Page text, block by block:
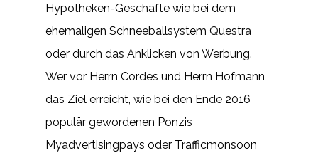
Hypotheken-Geschäfte wie bei dem
ehemaligen Schneeballsystem Questra
oder durch das Anklicken von Werbung.
Wer vor Herrn Cordes und Herrn Hofmann
das Ziel erreicht, wie bei den Ende 2016
populär gewordenen Ponzis
Myadvertisingpays oder Trafficmonsoon